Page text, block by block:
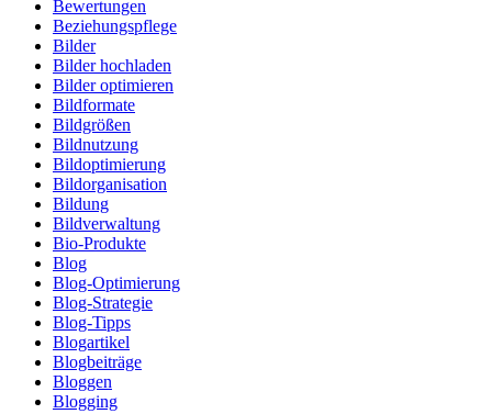
Bewertungen
Beziehungspflege
Bilder
Bilder hochladen
Bilder optimieren
Bildformate
Bildgrößen
Bildnutzung
Bildoptimierung
Bildorganisation
Bildung
Bildverwaltung
Bio-Produkte
Blog
Blog-Optimierung
Blog-Strategie
Blog-Tipps
Blogartikel
Blogbeiträge
Bloggen
Blogging